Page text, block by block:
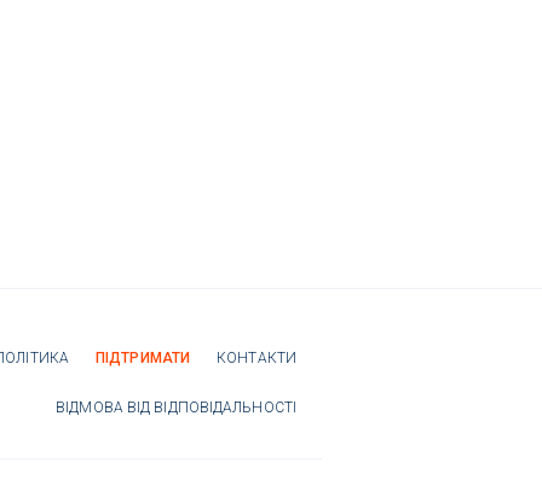
ПІДТРИМАТИ КОНТАКТИ
ВІДМОВА ВІД ВІДПОВІДАЛЬНОСТІ